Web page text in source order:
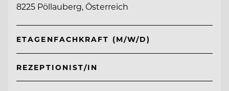
8225 Pöllauberg, Österreich
ETAGENFACHKRAFT (M/W/D)
REZEPTIONIST/IN